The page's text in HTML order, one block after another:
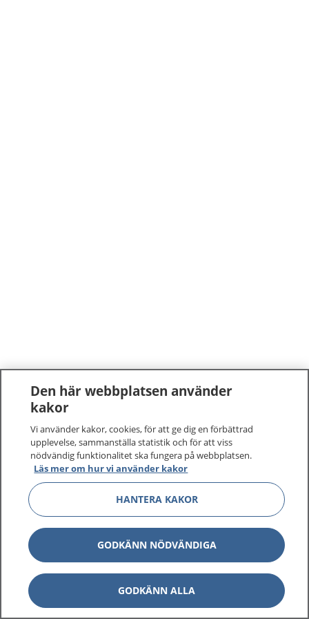
Den här webbplatsen använder
kakor
Vi använder kakor, cookies, för att ge dig en förbättrad
upplevelse, sammanställa statistik och för att viss
nödvändig funktionalitet ska fungera på webbplatsen.
Läs mer om hur vi använder kakor
HANTERA KAKOR
GODKÄNN NÖDVÄNDIGA
GODKÄNN ALLA